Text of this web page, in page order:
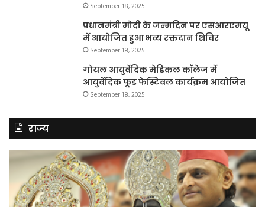
September 18, 2025
प्रधानमंत्री मोदी के जन्मदिन पर एसआरएमयू
में आयोजित हुआ भव्य रक्तदान शिविर
September 18, 2025
गोयल आयुर्वेदिक मेडिकल कॉलेज में
आयुर्वेदिक फूड फेस्टिवल कार्यक्रम आयोजित
September 18, 2025
राज्य